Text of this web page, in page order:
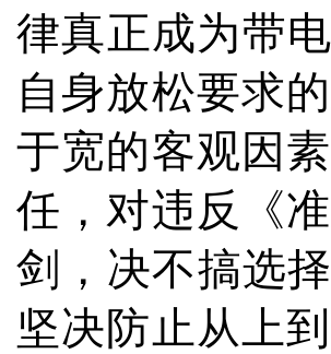
律真正成为带
自身放松要求
于宽的客观因
任，对违反《
剑，决不搞选
坚决防止从上